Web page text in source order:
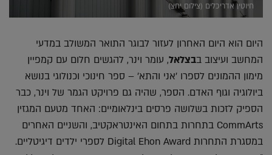
חיוטין אדריכלים (צילום יחצ)
היום הוא היום האחרון לעזור לבוגר התואר המשולב במדעי
המחשב ועיצוב בבצלאל, עומר וינר, להגשים חלום עם קמפיין
מימון ההמונים לספרו 'אני והתא' – ספר חינוכי וכנולוגי בנושא
ביולוגיה וגוף האדם. הספר, שהיה גם פרויקט הגמר של וינר, כבר
הספיק לזכות בשלושה פרסים בינלאומיים: האחד מטעם המגזין
CommArts בתחרות בתחום האינטראקטיב, והשניים האחרים
במסגרת התחרות Digital Ehon Award לספרי ילדים דיגיטליים.